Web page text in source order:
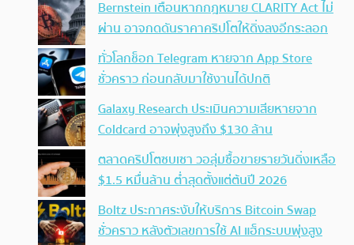
Bernstein เตือนหากกฎหมาย CLARITY Act ไม่
ผ่าน อาจกดดันราคาคริปโตให้ดิ่งลงอีกระลอก
ทั่วโลกช็อก Telegram หายจาก App Store
ชั่วคราว ก่อนกลับมาใช้งานได้ปกติ
Galaxy Research ประเมินความเสียหายจาก
Coldcard อาจพุ่งสูงถึง $130 ล้าน
ตลาดคริปโตซบเซา วอลุ่มซื้อขายรายวันดิ่งเหลือ
$1.5 หมื่นล้าน ต่ำสุดตั้งแต่ต้นปี 2026
Boltz ประกาศระงับให้บริการ Bitcoin Swap
ชั่วคราว หลังตัวเลขการใช้ AI แฮ็กระบบพุ่งสูง